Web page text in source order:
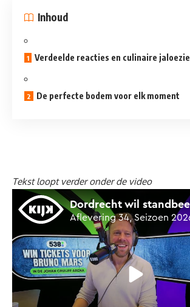
Inhoud
Verdeelde reacties en culinaire jaloezie
De perfecte bodem voor elk moment
Tekst loopt verder onder de video